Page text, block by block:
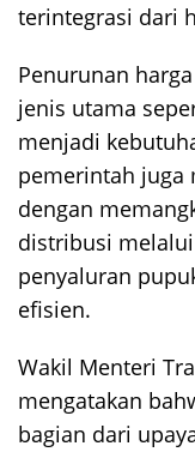
terintegrasi dari
Penurunan
jenis utama
menjadi
pemerintah juga
dengan
distribusi
penyaluran
efisien.
Wakil Menteri
mengatakan
bagian dari